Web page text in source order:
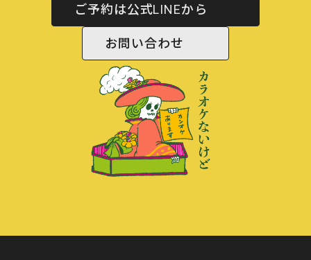
ご予約は公式LINEから
お問い合わせ